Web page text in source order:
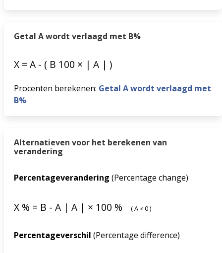
Getal A wordt verlaagd met B%
X = A - ( B 100 × | A | )
Procenten berekenen: Getal A wordt verlaagd met
B%
Alternatieven voor het berekenen van
verandering
Percentageverandering (Percentage change)
X % = B - A | A | × 100 % (A ≠0)
Percentageverschil (Percentage difference)